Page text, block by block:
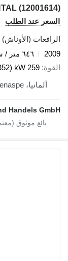
(12001614)
السعر عند الطلب
الرافعات
2009
٦٤٦ متر / ساعة
القوة 259 kW (352 حصان)
ألمانيا، Grossenaspe
Handels GmbH